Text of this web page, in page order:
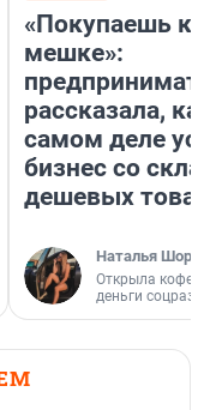
«Покупаешь
мешке»:
рассказала,
самом деле
бизнес со
дешевых
Наталья
Открыла
деньги